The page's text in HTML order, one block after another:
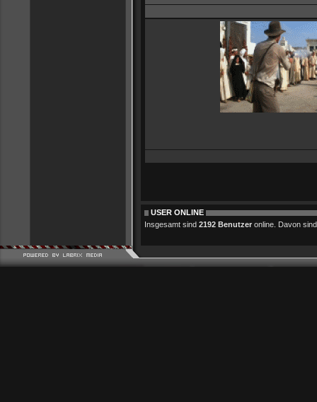
USER ONLINE
Insgesamt sind 2192 Benutzer online. Davon